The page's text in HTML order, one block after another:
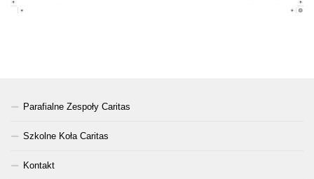
Parafialne Zespoły Caritas
Szkolne Koła Caritas
Kontakt